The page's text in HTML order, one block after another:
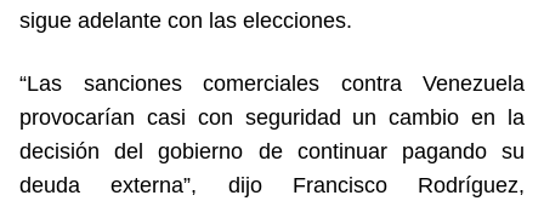
sigue adelante con las elecciones.
“Las sanciones comerciales contra Venezuela
provocarían casi con seguridad un cambio en la
decisión del gobierno de continuar pagando su
deuda externa”, dijo Francisco Rodríguez,